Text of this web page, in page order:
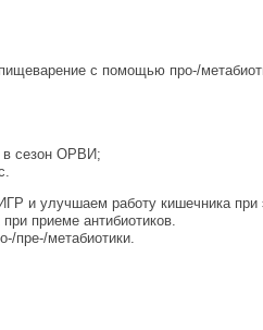
с помощью про-/
в сезон ОРВИ;
и улучшаем работу кишечника при
приеме антибиотиков.
пре-/метабиотики.